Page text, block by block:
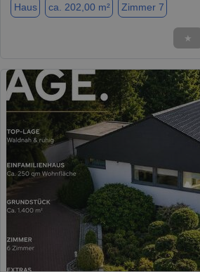
Haus ca. 202,00 m² Zimmer 7
★